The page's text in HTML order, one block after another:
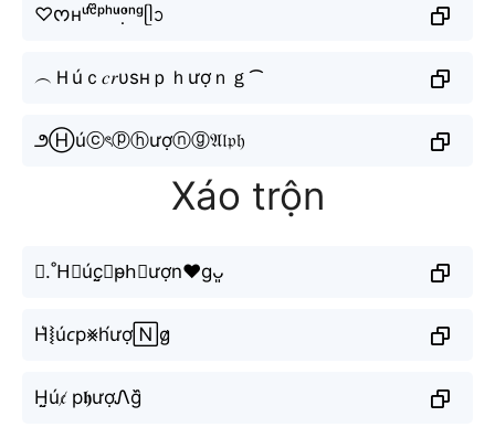
♡ᰔʜᵘ́ᶜᩚᵖʰᵘ̛ᵒ̛̣ⁿᵍᥫᩣ
︵Ｈúｃ𝑐𝑟υѕнｐｈượｎｇ⁀
౨Ⓗúⓒৎⓟⓗượⓝⓖ𝔄𝔩𝔭𝔥
Xáo trộn
⋆.˚H⃣úc̤̮♉︎p̴h⃟ượn♥gᴗ͈
H͛⦚ú𝘤p⨳h́ượ🄽g̷
H̤̮ú𝔠̸ p𝖍ượᏁg᷈